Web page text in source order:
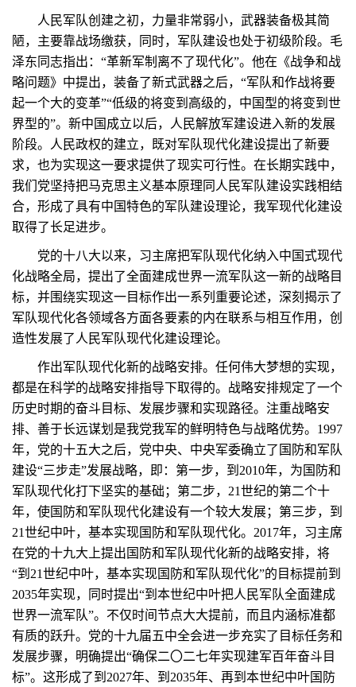
人民军队创建之初，力量非常弱小，武器装备极其简
陋，主要靠战场缴获，同时，军队建设也处于初级阶段。毛
泽东同志指出：“革新军制离不了现代化”。他在《战争和战
略问题》中提出，装备了新式武器之后，“军队和作战将要
起一个大的变革”“低级的将变到高级的，中国型的将变到世
界型的”。新中国成立以后，人民解放军建设进入新的发展
阶段。人民政权的建立，既对军队现代化建设提出了新要
求，也为实现这一要求提供了现实可行性。在长期实践中，
我们党坚持把马克思主义基本原理同人民军队建设实践相结
合，形成了具有中国特色的军队建设理论，我军现代化建设
取得了长足进步。
党的十八大以来，习主席把军队现代化纳入中国式现代
化战略全局，提出了全面建成世界一流军队这一新的战略目
标，并围绕实现这一目标作出一系列重要论述，深刻揭示了
军队现代化各领域各方面各要素的内在联系与相互作用，创
造性发展了人民军队现代化建设理论。
作出军队现代化新的战略安排。任何伟大梦想的实现，
都是在科学的战略安排指导下取得的。战略安排规定了一个
历史时期的奋斗目标、发展步骤和实现路径。注重战略安
排、善于长远谋划是我党我军的鲜明特色与战略优势。1997
年，党的十五大之后，党中央、中央军委确立了国防和军队
建设“三步走”发展战略，即：第一步，到2010年，为国防和
军队现代化打下坚实的基础；第二步，21世纪的第二个十
年，使国防和军队现代化建设有一个较大发展；第三步，到
21世纪中叶，基本实现国防和军队现代化。2017年，习主席
在党的十九大上提出国防和军队现代化新的战略安排，将
“到21世纪中叶，基本实现国防和军队现代化”的目标提前到
2035年实现，同时提出“到本世纪中叶把人民军队全面建成
世界一流军队”。不仅时间节点大大提前，而且内涵标准都
有质的跃升。党的十九届五中全会进一步充实了目标任务和
发展步骤，明确提出“确保二〇二七年实现建军百年奋斗目
标”。这形成了到2027年、到2035年、再到本世纪中叶国防